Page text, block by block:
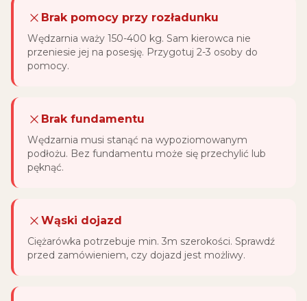
Brak pomocy przy rozładunku
Wędzarnia waży 150-400 kg. Sam kierowca nie
przeniesie jej na posesję. Przygotuj 2-3 osoby do
pomocy.
Brak fundamentu
Wędzarnia musi stanąć na wypoziomowanym
podłożu. Bez fundamentu może się przechylić lub
pęknąć.
Wąski dojazd
Ciężarówka potrzebuje min. 3m szerokości. Sprawdź
przed zamówieniem, czy dojazd jest możliwy.